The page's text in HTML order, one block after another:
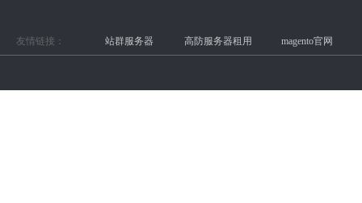
友情链接： 站群服务器 高防服务器租用 magento官网